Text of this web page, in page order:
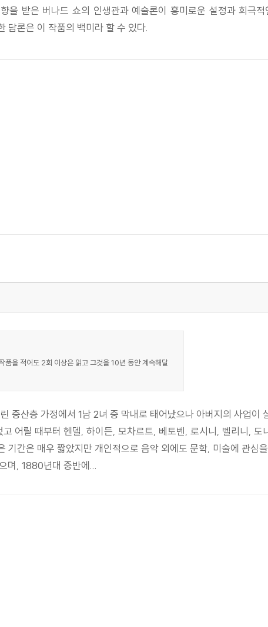
을 받은 버나드 쇼의 인생관과 예술론이 흥미로운 설정과 희극
담론은 이 작품의 백미라 할 수 있다.
품을 적어도 2회 이상은 읽고 그것을 10년 동안 계속해달
중산층 가정에서 1남 2녀 중 막내로 태어났으나 아버지의 사업이
어릴 때부터 헨델, 하이든, 모차르트, 베토벤, 로시니, 벨리니,
기간은 매우 짧았지만 개인적으로 음악 외에도 문학, 미술에 관심
며, 1880년대 중반에...